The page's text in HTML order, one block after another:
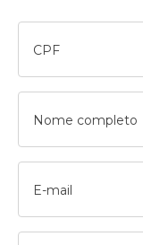
CPF
Nome completo
E-mail